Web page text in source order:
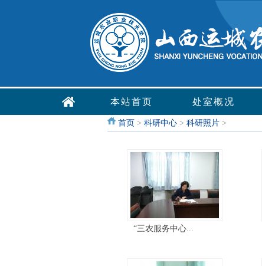
本站首页 处室概况
首页 > 科研中心 > 科研照片 >
“三农服务中心...